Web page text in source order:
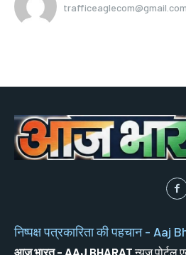
trafficeaglecom@gmail.com
निष्पक्ष पत्रकारिता की पहचान - Aaj
आज भारत - AAJ BHARATन्यूज़ पोर्टल